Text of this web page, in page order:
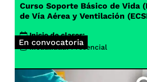
En convocatoria
Curso Soporte Básico de Vida
de Vía Aérea y Ventilación
Inicio de clases:
Modalidad: Presencial